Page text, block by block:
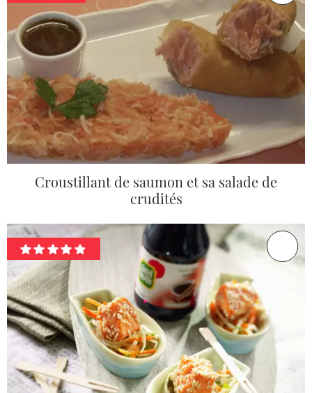
Croustillant de saumon et sa salade de
crudités